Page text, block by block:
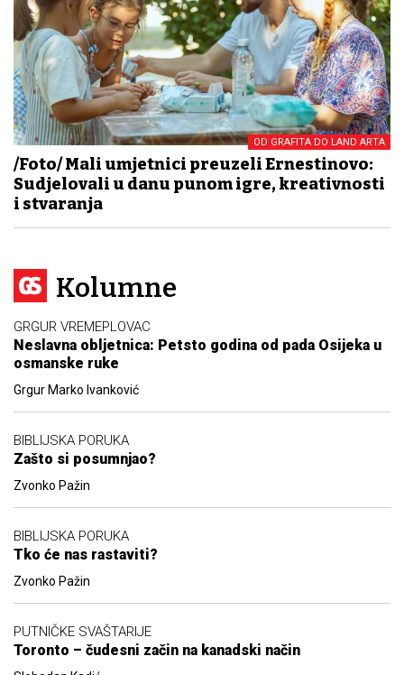
Kolumne
GRGUR VREMEPLOVAC
Neslavna obljetnica: Petsto godina od pada Osijeka u
osmanske ruke
Grgur Marko Ivanković
BIBLIJSKA PORUKA
Zašto si posumnjao?
Zvonko Pažin
BIBLIJSKA PORUKA
Tko će nas rastaviti?
Zvonko Pažin
PUTNIČKE SVAŠTARIJE
Toronto – čudesni začin na kanadski način
OD GRAFITA DO LAND ARTA
/Foto/ Mali umjetnici preuzeli Ernestinovo:
Sudjelovali u danu punom igre, kreativnosti
i stvaranja